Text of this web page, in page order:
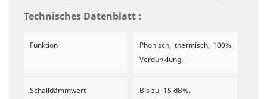
Technisches Datenblatt :
Funktion
Phonisch, thermisch, 100%
Verdunklung.
Schalldämmwert Bis zu -15 dB%.